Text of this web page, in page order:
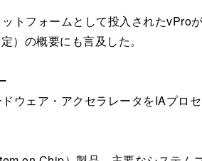
トフォームとして投入されたvPro
）の概要にも言及した。
ウェア・アクセラレータをIAプロ